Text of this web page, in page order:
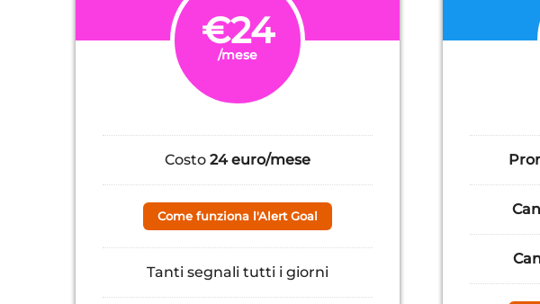
€24
/mese
Costo 24 euro/mese
Come funziona l'Alert Goal
Tanti segnali tutti i giorni